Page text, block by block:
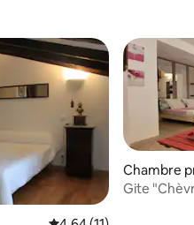
Chambre
Gite